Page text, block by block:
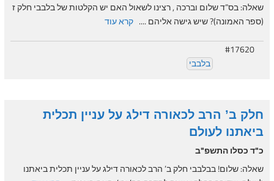
שאלה: בס”ד שלום וברכה , רצינו לשאול האם יש הקלטות של בלבבי חלק ז
(ספר האמונה)? שיש גישה אליהם .... קרא עוד
#17620
בלבבי
חלק ב’ הרב לכאורה דילג על עניין תכלית
ביאתנו לעולם
כ"ד כסלו התשפ"ב
שאלה: שלום! בבלבבי חלק ב’ הרב לכאורה דילג על עניין תכלית ביאתנו